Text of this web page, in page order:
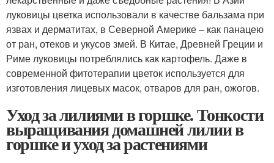
луковицы цветка использовали в качестве бальзама при
язвах и дерматитах, в Северной Америке – как панацею
от ран, отеков и укусов змей. В Китае, Древней Греции и
Риме луковицы потреблялись как картофель. Даже в
современной фитотерапии цветок используется для
изготовления лицевых масок, отваров для ран, ожогов.
Уход за лилиями в горшке. Тонкости
выращивания домашней лилии в
горшке и уход за растениями